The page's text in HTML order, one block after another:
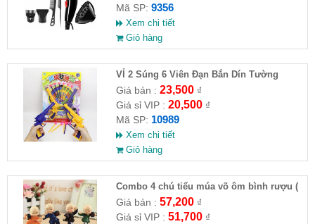
Mã SP: 9356
Xem chi tiết
Giỏ hàng
VỈ 2 Súng 6 Viên Đạn Bắn Dín Tường
Giá bán : 23,500₫
Giá sỉ VIP : 20,500₫
Mã SP: 10989
Xem chi tiết
Giỏ hàng
Combo 4 chú tiểu múa võ ôm bình rượu (
HĐ )
Giá bán : 57,200₫
Giá sỉ VIP : 51,700₫